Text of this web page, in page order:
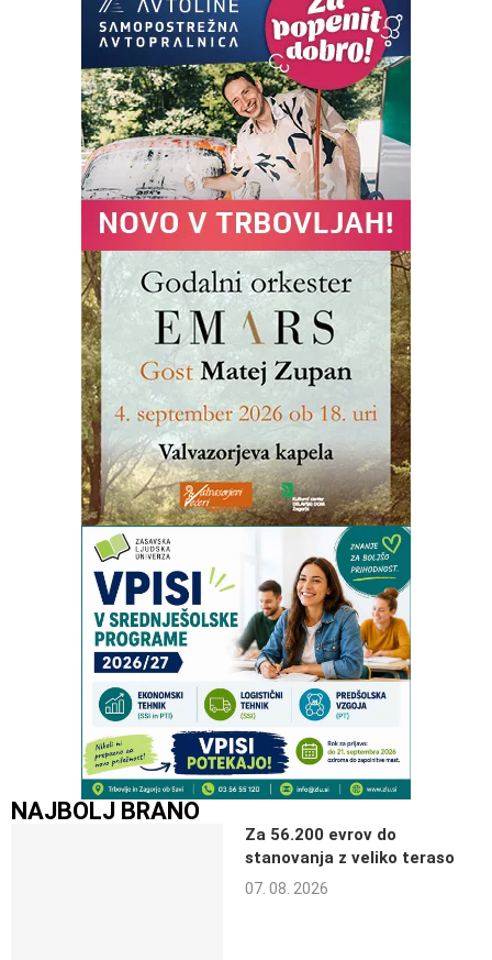
NAJBOLJ BRANO
Za 56.200 evrov do
stanovanja z veliko teraso
07. 08. 2026